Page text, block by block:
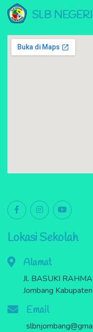
SLB
Lokasi Sekolah
Alamat
Jl. BASUKI
Jombang
Email